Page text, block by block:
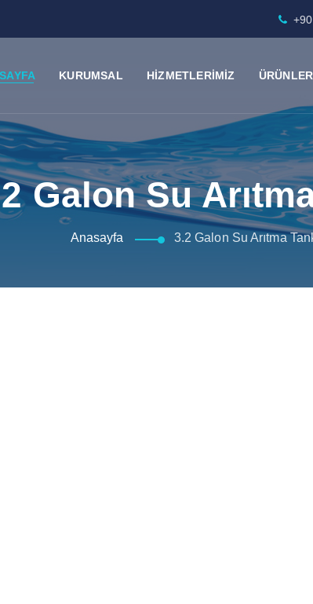
KURUMSAL HİZMETLERİMİZ
Galon Su
Anasayfa 3.2 Galon Su Arıtma